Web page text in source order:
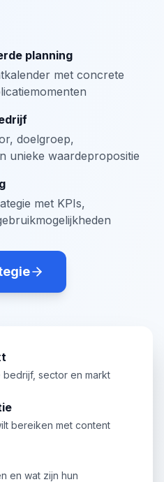
planning
met concrete
doelgroep,
unieke waardepropositie
met KPIs,
sector en markt
bereiken met content
en wat zijn hun